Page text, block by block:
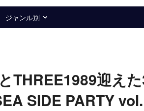
ジャンル別
THREE1989迎え
SIDE PARTY